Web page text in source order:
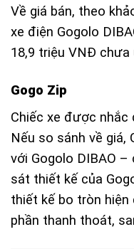
Về giá bán, theo
xe điện Gogolo
18,9 triệu VNĐ chưa
Gogo Zip
Chiếc xe được nhắc
Nếu so sánh về giá,
với Gogolo DIBAO –
sát thiết kế của
thiết kế bo tròn hiện
phần thanh thoát,